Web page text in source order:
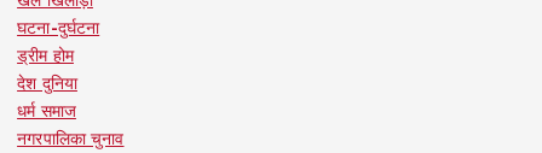
घटना-दुर्घटना
ड्रीम होम
देश दुनिया
धर्म समाज
नगरपालिका चुनाव